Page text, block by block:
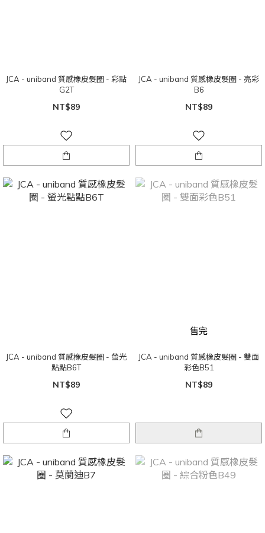
JCA - uniband 質感橡皮髮圈 - 彩點
G2T
NT$89
JCA - uniband 質感橡皮髮圈 - 亮彩
B6
NT$89
JCA - uniband 質感橡皮髮圈 - 螢光
點點B6T
NT$89
售完
JCA - uniband 質感橡皮髮圈 - 雙面
彩色B51
NT$89